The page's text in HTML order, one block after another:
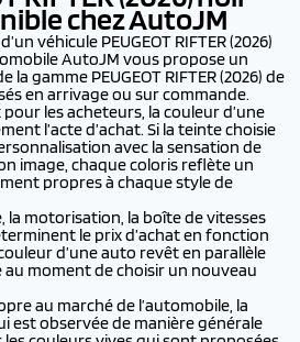
chez AutoJM
véhicule PEUGEOT RIFTER (2026)
AutoJM vous propose un
gamme PEUGEOT RIFTER (2026) de
en arrivage ou sur commande.
les acheteurs, la couleur d’une
l’acte d’achat. Si la teinte choisie
avec la sensation de
image, chaque coloris reflète un
propres à chaque style de
la motorisation, la boîte de vitesses
le prix d’achat en fonction
d’une auto revêt en parallèle
moment de choisir un nouveau
au marché de l’automobile, la
est observée de manière générale